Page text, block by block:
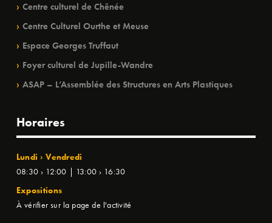
Centre culturel de Chênée
Centre Culturel Ourthe et Meuse
Espace Georges Truffaut
Foyer culturel de Jupille-Wandre
ASAP – L’Assemblée des Structures en Arts Plastiques
Horaires
Lundi › Vendredi
08:30 › 12:00 | 13:00 › 16:30
Expositions
À vérifier sur la page de l'activité